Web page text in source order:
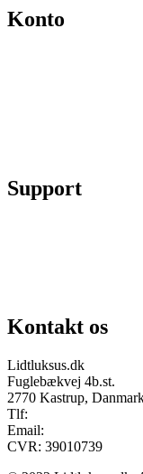
Konto
Support
Kontakt os
Lidtluksus.dk
Fuglebækvej 4b.st.
2770 Kastrup,
Tlf:
Email:
CVR: 39010739